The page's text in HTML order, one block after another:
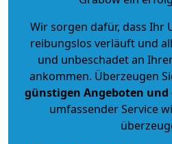
Wir sorgen dafür, dass Ihr
reibungslos verläuft und
und unbeschadet an
ankommen. Überzeugen
günstigen Angeboten
umfassender Service